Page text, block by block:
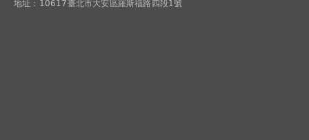
地址：10617臺北市大安區羅斯福路四段1號